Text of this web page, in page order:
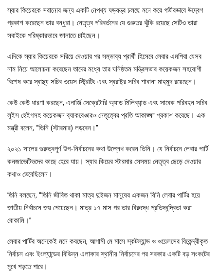
স্যার কিয়েরকে সরানোর জন্য একটি নেপথ্য ষড়যন্ত্র চলছে মনে করে গভীরভাবে উদ্বেগ
প্রকাশ করেছেন তার বন্ধুরা। নেতৃত্ব পরিবর্তনের যে গুরুতর ঝুঁকি রয়েছে সেটিও তারা
সবাইকে পরিষ্কারভাবে জানাতে চাইছেন।
এদিকে স্যার কিয়েরকে সরিয়ে দেওয়ার পর সম্ভাব্য প্রার্থী হিসেবে লেবার এমপিরা যেসব
নাম নিয়ে আলোচনা করেছেন তাদের মধ্যে তার ঘনিষ্ঠতম মন্ত্রিসভার কয়েকজন সহযোগী
বিশেষ করে স্বাস্থ্য সচিব ওয়েস স্ট্রিটিং এবং স্বরাষ্ট্র সচিব শাবানা মাহমুদ রয়েছেন।
কেউ কেউ ধারণা করছেন, এনার্জি সেক্রেটারি অ্যাড মিলিব্যান্ড এবং সাবেক পরিবহন সচিব
লুইস হেইগসহ কয়েকজন ব্যাকবেঞ্চারও নেতৃত্বের প্রতি আকাঙ্ক্ষা প্রকাশ করেছে। এক
মন্ত্রী বলেন, “তিনি (স্টারমার) লড়বেন।”
২০২১ সালের গুরুত্বপূর্ণ উপ-নির্বাচনের কথা উল্লেখ করেন তিনি। যে নির্বাচনে লেবার পার্টি
কনজাভেটিভদের কাছে হেরে যায়। স্যার কিয়ের স্টারমার সেসময় নেতৃত্ব ছেড়ে দেওয়ার
কথাও ভেবেছিলেন।
তিনি বলছেন, “তিনি জীবিত থাকা মাত্র দুইজন মানুষের একজন যিনি লেবার পার্টির হয়ে
জাতীয় নির্বাচনে জয় পেয়েছেন। মাত্র ১৭ মাস পর তার বিরুদ্ধে প্রতিদ্বন্দ্বিতা করা
বোকামি।”
লেবার পার্টির অনেকেই মনে করছেন, আগামী মে মাসে স্কটল্যান্ড ও ওয়েলসের বিকেন্দ্রীকৃত
নির্বাচন এবং ইংল্যান্ডের বিভিন্ন এলাকার স্থানীয় নির্বাচনের পর সরকার একটি বড় সংকটের
মুখে পড়তে পারে।